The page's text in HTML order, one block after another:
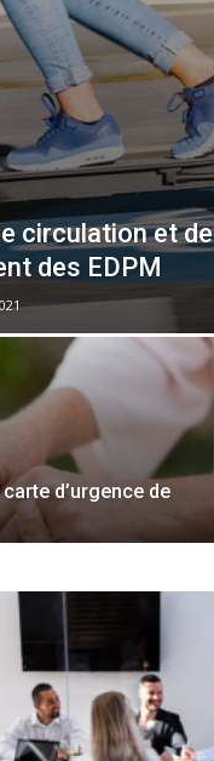
circulation et de
des EDPM
d’urgence de